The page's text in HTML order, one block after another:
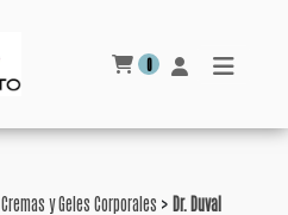
0
Cremas y Geles Corporales > Dr. Duval